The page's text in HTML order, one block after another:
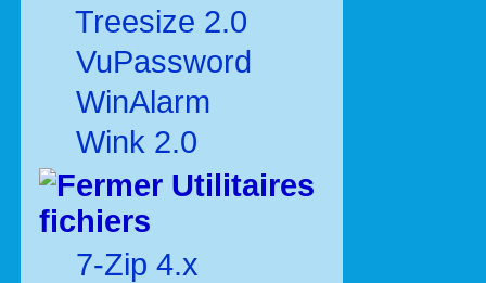
Treesize 2.0
VuPassword
WinAlarm
Wink 2.0
Utilitaires
fichiers
7-Zip 4.x